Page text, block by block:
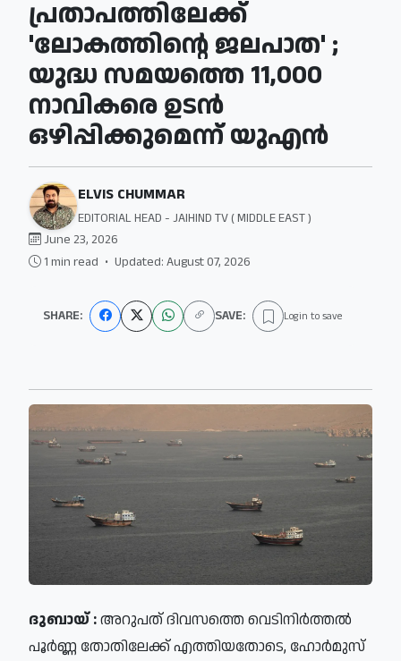
പ്രതാപത്തിലേക്ക് ​
'ലോകത്തിന്റെ ജലപാത​' ;
യുദ്ധ സമയത്തെ 11,000
നാവികരെ ഉടന്‍
ഒഴിപ്പിക്കുമെന്ന് യുഎൻ
ELVIS CHUMMAR
EDITORIAL HEAD - JAIHIND TV ( MIDDLE EAST )
June 23, 2026
1 min read • Updated: August 07, 2026
SHARE: SAVE: Login to save
ദുബായ് ​:അറുപത് ദിവസത്തെ വെടിനിര്‍ത്തല്‍
പൂര്‍ണ്ണ തോതിലേക്ക് എത്തിയതോടെ, ഹോര്‍മുസ്